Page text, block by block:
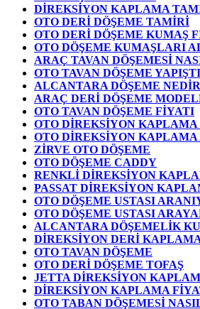
DİREKSİYON KAPLAMA
OTO DERİ DÖŞEME TAMİRİ
OTO DERİ DÖŞEME KUMAŞ
OTO DÖŞEME KUMAŞLARI
ARAÇ TAVAN DÖŞEMESİ
OTO TAVAN DÖŞEME
ALCANTARA DÖŞEME NEDİR
ARAÇ DERİ DÖŞEME
OTO TAVAN DÖŞEME FİYATI
OTO DİREKSİYON
OTO DİREKSİYON KAPLAMA
ZİRVE OTO DÖŞEME
OTO DÖŞEME CADDY
RENKLİ DİREKSİYON
PASSAT DİREKSİYON
OTO DÖŞEME USTASI
OTO DÖŞEME USTASI
ALCANTARA DÖŞEMELİK
DİREKSİYON DERİ
OTO TAVAN DÖŞEME
OTO DERİ DÖŞEME TOFAŞ
JETTA DİREKSİYON
DİREKSİYON KAPLAMA
OTO TABAN DÖŞEMESİ